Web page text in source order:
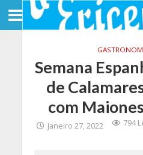
Semana
de
com
Janeiro 27, 2022 794